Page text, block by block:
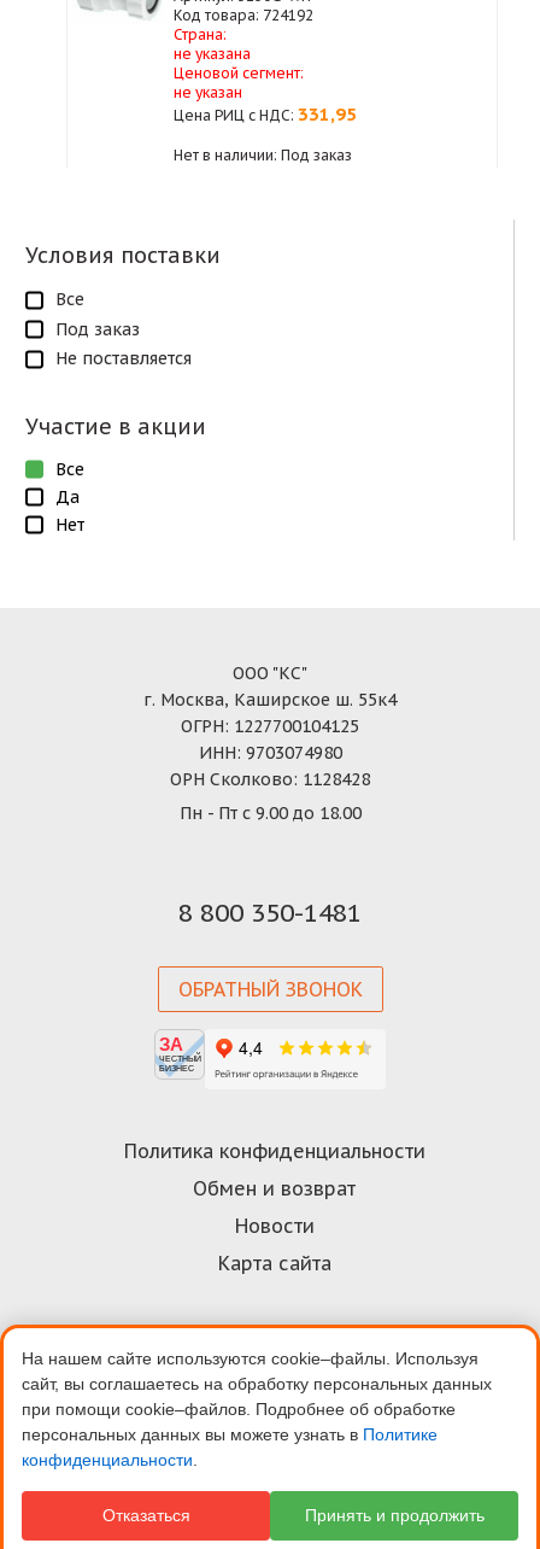
Условия поставки
Все
Под заказ
Не поставляется
Участие в акции
Все
Да
Нет
Код товара: 724192
Страна:
не указана
Ценовой сегмент:
не указан
Цена РИЦ с НДС: 331,95
Нет в наличии: Под заказ
ООО "КС"
г. Москва, Каширское ш. 55к4
ОГРН: 1227700104125
ИНН: 9703074980
ОРН Сколково: 1128428
Пн - Пт с 9.00 до 18.00
Политика конфиденциальности
Обмен и возврат
Новости
Карта сайта
Договор-оферта
Пользовательское соглашение
Условия оплаты
8 800 350-1481
ОБРАТНЫЙ ЗВОНОК
ЗА
ЧЕСТНЫЙ
БИЗНЕС
На нашем сайте используются cookie–файлы. Используя
сайт, вы соглашаетесь на обработку персональных данных
при помощи cookie–файлов. Подробнее об обработке
персональных данных вы можете узнать в Политике
конфиденциальности
Отказаться Принять и продолжить